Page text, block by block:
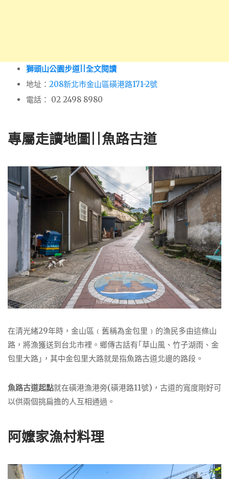
獅頭山公園步道||全文閱讀
地址： 208新北市金山區磺港路171-2號
電話： 02 2498 8980
專屬走讀地圖||魚路古道
在清光緒29年時，金山區﹙舊稱為金包里﹚的漁民多由這條山
路，將漁獲送到台北市裡。鄉傳古話有｢草山風、竹子湖雨、金
包里大路｣，其中金包里大路就是指魚路古道北邊的路段。
魚路古道起點就在磺港漁港旁(磺港路11號)，古道的寬度剛好可
以供兩個挑扁擔的人互相通過。
阿嬤家漁村料理